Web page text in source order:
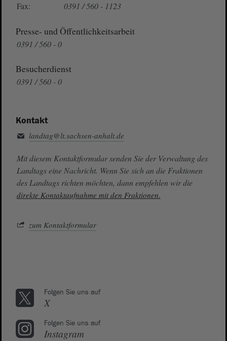
Fax:
0391 / 560 - 1123
Presse- und Öffentlichkeitsarbeit
0391 / 560 - 0
Besucherdienst
0391 / 560 - 0
Kontakt
landtag@lt.sachsen-anhalt.de
Mit diesem Kontaktformular senden Sie der Verwaltung des
Landtags eine Nachricht. Wenn Sie sich an die Fraktionen
des Landtags richten möchten, dann empfehlen wir die
direkte Kontaktaufnahme mit den Fraktionen.
zum Kontaktformular
Folgen Sie uns auf
X
Folgen Sie uns auf
Instagram